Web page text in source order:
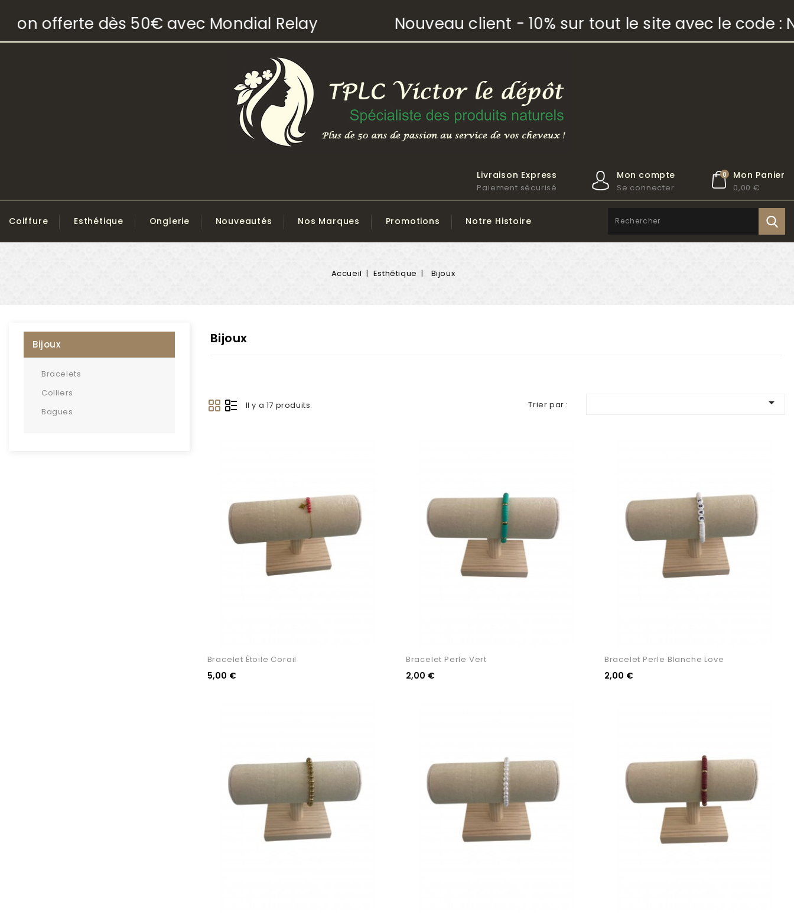
offerte dès 50€ avec Mondial Relay Nouveau client - 10% sur tout le site avec le code :
Mon Panier
0,00 €
0
Mon compte
Se connecter
Livraison Express
Paiement sécurisé
Coiffure Esthétique Onglerie Nouveautés Nos Marques Promotions Notre Histoire
Accueil Esthétique Bijoux
Bijoux
Bracelets
Colliers
Bagues
Bijoux
Il y a 17 produits. Trier par : 
Bracelet Étoile Corail
5,00 €
Bracelet Perle Vert
2,00 €
Bracelet Perle Blanche Love
2,00 €